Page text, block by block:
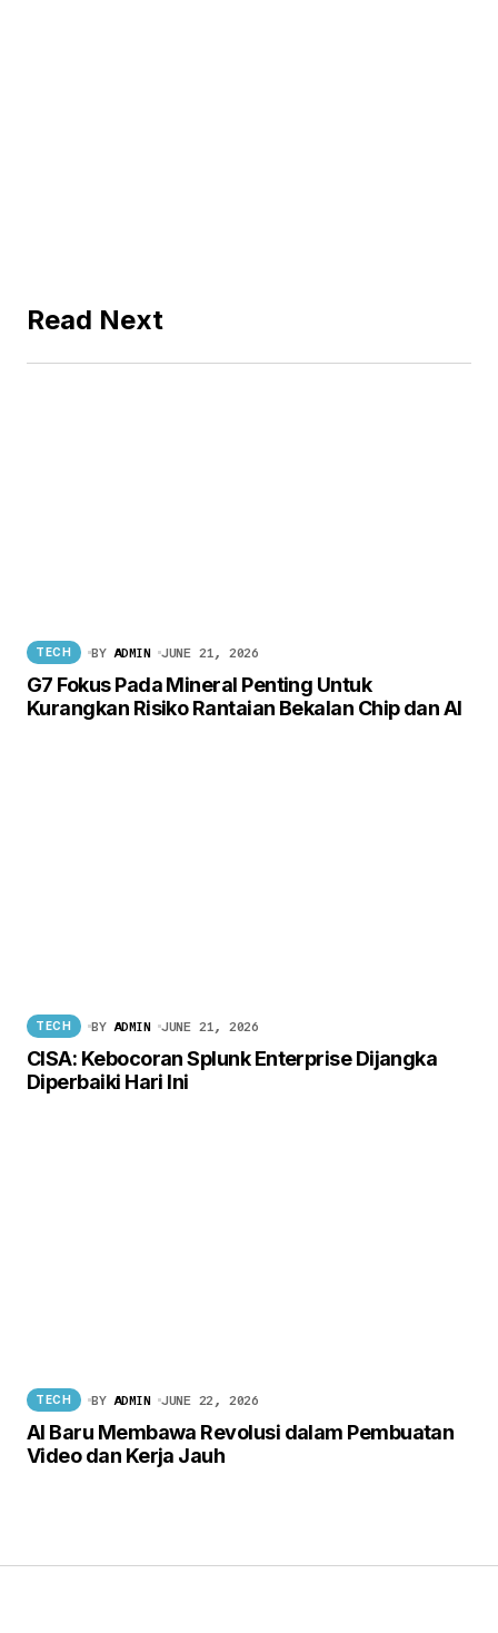
Read Next
TECH BY ADMIN JUNE 21, 2026
G7 Fokus Pada Mineral Penting Untuk
Kurangkan Risiko Rantaian Bekalan Chip dan AI
TECH BY ADMIN JUNE 21, 2026
CISA: Kebocoran Splunk Enterprise Dijangka
Diperbaiki Hari Ini
TECH BY ADMIN JUNE 22, 2026
AI Baru Membawa Revolusi dalam Pembuatan
Video dan Kerja Jauh